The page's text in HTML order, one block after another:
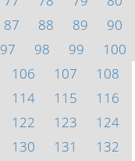
87 88 89
90
97 98 99
100
106 107
108
114 115
116
122 123
124
130 131
132